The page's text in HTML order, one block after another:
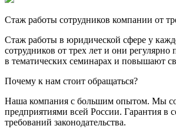
Стаж работы сотрудников компании от
Стаж работы в юридической сфере у
сотрудников от трех лет и они
в тематических семинарах и повышают
Почему к нам стоит обращаться?
Наша компания с большим опытом. Мы
предприятиями всей России. Гарантия в
требований законодательства.